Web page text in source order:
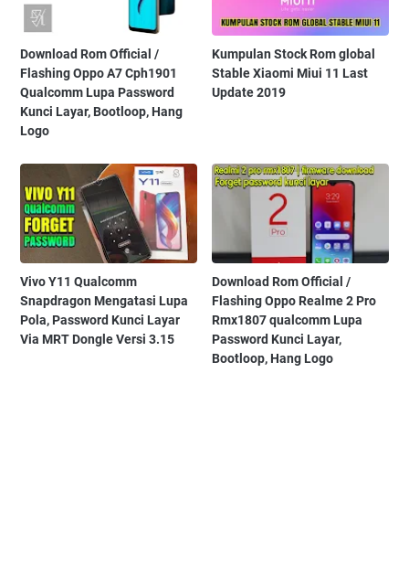
Download Rom Official /
Flashing Oppo A7 Cph1901
Qualcomm Lupa Password
Kunci Layar, Bootloop, Hang
Logo
Kumpulan Stock Rom global
Stable Xiaomi Miui 11 Last
Update 2019
Vivo Y11 Qualcomm
Snapdragon Mengatasi Lupa
Pola, Password Kunci Layar
Via MRT Dongle Versi 3.15
Download Rom Official /
Flashing Oppo Realme 2 Pro
Rmx1807 qualcomm Lupa
Password Kunci Layar,
Bootloop, Hang Logo